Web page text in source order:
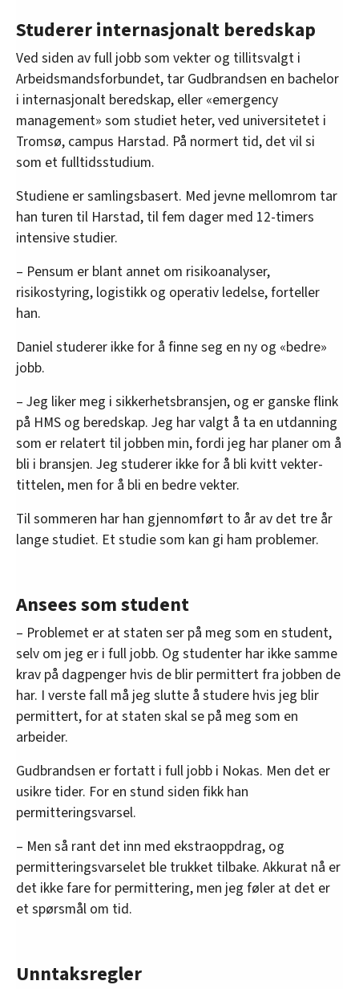
Studerer internasjonalt beredskap
Ved siden av full jobb som vekter og tillitsvalgt i
Arbeidsmandsforbundet, tar Gudbrandsen en bachelor
i internasjonalt beredskap, eller «emergency
management» som studiet heter, ved universitetet i
Tromsø, campus Harstad. På normert tid, det vil si
som et fulltidsstudium.
Studiene er samlingsbasert. Med jevne mellomrom tar
han turen til Harstad, til fem dager med 12-timers
intensive studier.
– Pensum er blant annet om risikoanalyser,
risikostyring, logistikk og operativ ledelse, forteller
han.
Daniel studerer ikke for å finne seg en ny og «bedre»
jobb.
– Jeg liker meg i sikkerhetsbransjen, og er ganske flink
på HMS og beredskap. Jeg har valgt å ta en utdanning
som er relatert til jobben min, fordi jeg har planer om å
bli i bransjen. Jeg studerer ikke for å bli kvitt vekter-
tittelen, men for å bli en bedre vekter.
Til sommeren har han gjennomført to år av det tre år
lange studiet. Et studie som kan gi ham problemer.
Ansees som student
– Problemet er at staten ser på meg som en student,
selv om jeg er i full jobb. Og studenter har ikke samme
krav på dagpenger hvis de blir permittert fra jobben de
har. I verste fall må jeg slutte å studere hvis jeg blir
permittert, for at staten skal se på meg som en
arbeider.
Gudbrandsen er fortatt i full jobb i Nokas. Men det er
usikre tider. For en stund siden fikk han
permitteringsvarsel.
– Men så rant det inn med ekstraoppdrag, og
permitteringsvarselet ble trukket tilbake. Akkurat nå er
det ikke fare for permittering, men jeg føler at det er
et spørsmål om tid.
Unntaksregler